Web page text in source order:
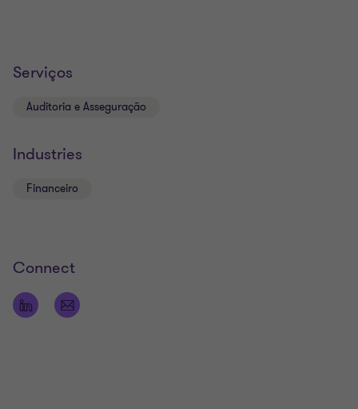
Serviços
Auditoria e Asseguração
Industries
Financeiro
Connect